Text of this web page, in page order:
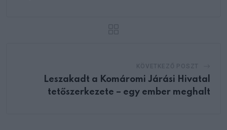
Leszakadt a Komáromi Járási Hivatal
tetőszerkezete – egy ember meghalt